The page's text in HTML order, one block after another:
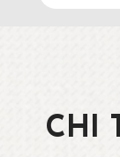
CHI